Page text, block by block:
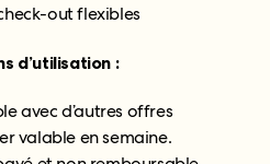
out flexibles
d’utilisation :
avec d’autres offres
valable en semaine.